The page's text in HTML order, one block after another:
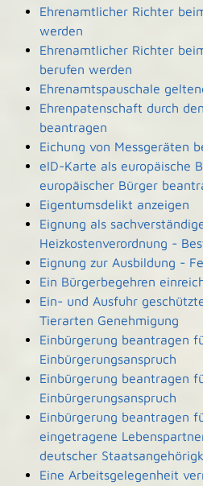
Ehrenamtlicher Richter
werden
Ehrenamtlicher Richter
berufen werden
Ehrenamtspauschale
Ehrenpatenschaft durch
beantragen
Eichung von Messgeräten
eID-Karte als europäische
europäischer Bürger
Eigentumsdelikt anzeigen
Eignung als
Heizkostenverordnung -
Eignung zur Ausbildung -
Ein Bürgerbegehren
Ein- und Ausfuhr
Tierarten Genehmigung
Einbürgerung beantragen
Einbürgerungsanspruch
Einbürgerung beantragen
Einbürgerungsanspruch
Einbürgerung beantragen
eingetragene
deutscher
Eine Arbeitsgelegenheit